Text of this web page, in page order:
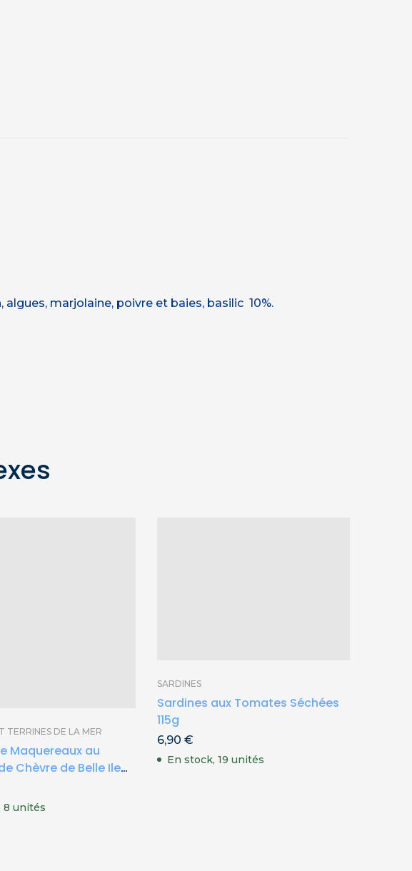
algues, marjolaine, poivre et baies, basilic 10%.
TERRINES DE LA MER
Maquereaux au
Chèvre de Belle Ile
8 unités
SARDINES
Sardines aux Tomates Séchées
115g
6,90 €
En stock, 19 unités